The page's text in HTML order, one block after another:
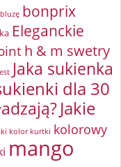
bluzę bonprix
Eleganckie
h & m swetry
Jaka sukienka
dla 30
Jakie
kolor kurtki kolorowy
mango